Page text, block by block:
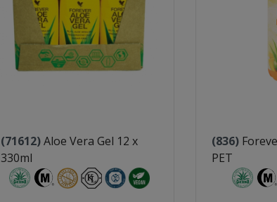
(71612)Aloe Vera Gel 12 x
330ml
(836)
PET